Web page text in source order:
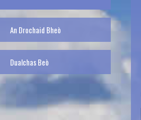
An Drochaid Bheò
Dualchas Beò